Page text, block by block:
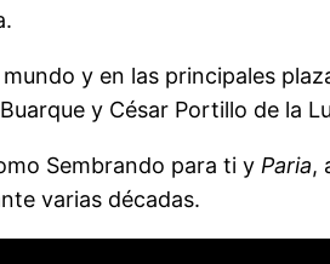
y en las principales
y César Portillo de la
Sembrando para ti y Paria,
varias décadas.